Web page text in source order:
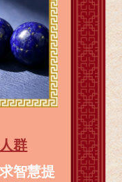
群
智慧提